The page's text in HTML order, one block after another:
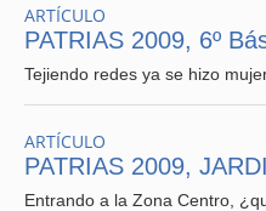
ARTÍCULO
PATRIAS 2009, 6º
Tejiendo redes ya se hizo
ARTÍCULO
PATRIAS 2009,
Entrando a la Zona Centro,